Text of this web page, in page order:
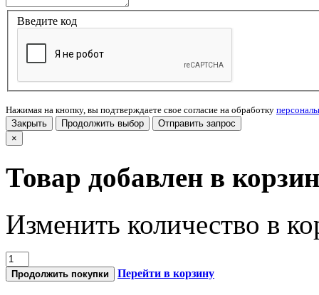
Введите код
Нажимая на кнопку, вы подтверждаете свое согласие на обработку
Закрыть
Продолжить выбор
Отправить запрос
×
Товар добавлен в
Изменить количество в
Продолжить покупки Перейти в корзину